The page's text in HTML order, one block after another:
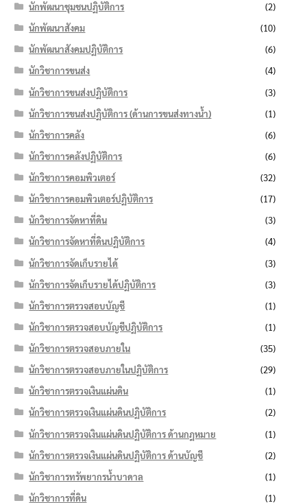
นักพัฒนาชุมชนปฏิบัติการ
(2)
นักพัฒนาสังคม
(10)
นักพัฒนาสังคมปฏิบัติการ
(6)
นักวิชาการขนส่ง
(4)
นักวิชาการขนส่งปฏิบัติการ
(3)
นักวิชาการขนส่งปฏิบัติการ (ด้านการขนส่งทางน้ำ)
(1)
นักวิชาการคลัง
(6)
นักวิชาการคลังปฏิบัติการ
(6)
นักวิชาการคอมพิวเตอร์
(32)
นักวิชาการคอมพิวเตอร์ปฏิบัติการ
(17)
นักวิชาการจัดหาที่ดิน
(3)
นักวิชาการจัดหาที่ดินปฏิบัติการ
(4)
นักวิชาการจัดเก็บรายได้
(3)
นักวิชาการจัดเก็บรายได้ปฏิบัติการ
(3)
นักวิชาการตรวจสอบบัญชี
(1)
นักวิชาการตรวจสอบบัญชีปฏิบัติการ
(1)
นักวิชาการตรวจสอบภายใน
(35)
นักวิชาการตรวจสอบภายในปฏิบัติการ
(29)
นักวิชาการตรวจเงินแผ่นดิน
(1)
นักวิชาการตรวจเงินแผ่นดินปฏิบัติการ
(2)
นักวิชาการตรวจเงินแผ่นดินปฏิบัติการ ด้านกฎหมาย
(1)
นักวิชาการตรวจเงินแผ่นดินปฏิบัติการ ด้านบัญชี
(2)
นักวิชาการทรัพยากรน้ำบาดาล
(1)
นักวิชาการที่ดิน
(1)